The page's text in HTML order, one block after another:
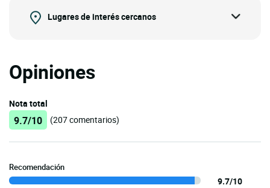
Lugares de interés cercanos
Opiniones
Nota total
9.7/10 (207 comentarios)
Recomendación
9.7/10